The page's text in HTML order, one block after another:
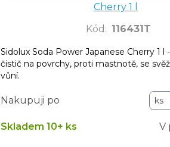
Cherry 1 l
Kód : 116431T
Sidolux Soda Power Japanese Cherry 1 l
čistič na povrchy, proti mastnotě, se
vůní.
Nakupuji po
Skladem 10+ ks V